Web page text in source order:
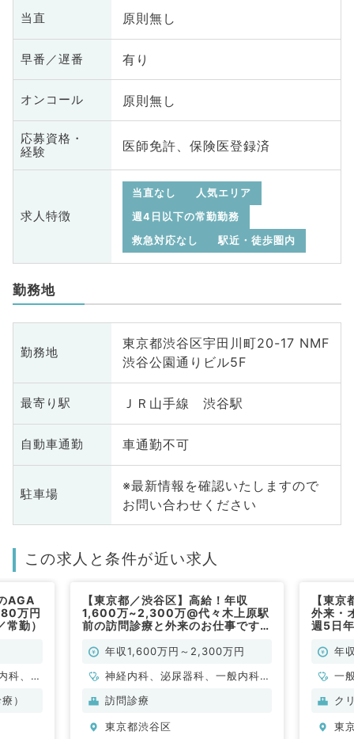
当直 原則無し
早番／遅番 有り
オンコール 原則無し
応募資格・
経験
医師免許、保険医登録済
求人特徴
当直なし
人気エリア
週4日以下の常勤勤務
救急対応なし
駅近・徒歩圏内
勤務地
勤務地
東京都渋谷区宇田川町20-17 NMF
渋谷公園通りビル5F
最寄り駅 ＪＲ山手線 渋谷駅
自動車通勤 車通勤不可
駐車場
※最新情報を確認いたしますので
お問い合わせください
この求人と条件が近い求人
AGA
万円
勤）
科、外
皮膚
）
【東京都／渋谷区】高給！年収
1,600万~2,300万@代々木上原駅
前の訪問診療と外来のお仕事です
年収1,600万円～2,300万円
神経内科、泌尿器科、一般内科、
循環器内科、呼吸器内科、消化器
訪問診療
東京都渋谷区
【東
外来・
週5日
科／常
年
一
ク
東